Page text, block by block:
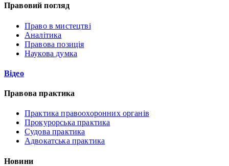
Правовий погляд
Право в мистецтві
Аналітика
Правова позиція
Наукова думка
Відео
Правова практика
Практика правоохоронних органів
Прокурорська практика
Судова практика
Адвокатська практика
Новини